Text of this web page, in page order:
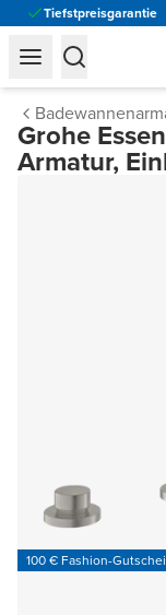
Tiefstpreisgarantie
Grohe
Armatur,
100 € Fashion-